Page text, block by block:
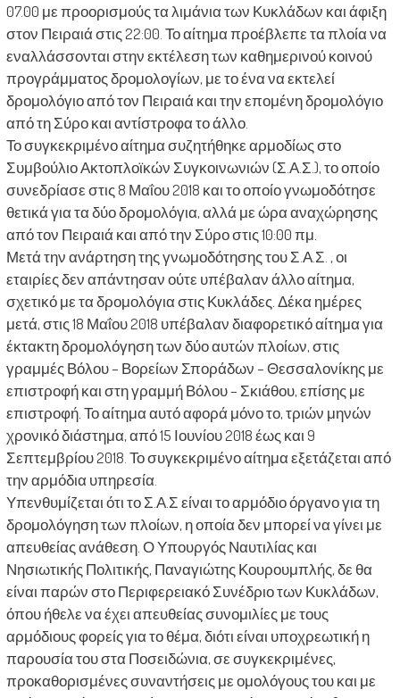
07.00 με προορισμούς τα λιμάνια των Κυκλάδων και άφιξη
στον Πειραιά στις 22:00. Το αίτημα προέβλεπε τα πλοία να
εναλλάσσονται στην εκτέλεση των καθημερινού κοινού
προγράμματος δρομολογίων, με το ένα να εκτελεί
δρομολόγιο από τον Πειραιά και την επομένη δρομολόγιο
από τη Σύρο και αντίστροφα το άλλο.
Το συγκεκριμένο αίτημα συζητήθηκε αρμοδίως στο
Συμβούλιο Ακτοπλοϊκών Συγκοινωνιών (Σ.Α.Σ.), το οποίο
συνεδρίασε στις 8 Μαΐου 2018 και το οποίο γνωμοδότησε
θετικά για τα δύο δρομολόγια, αλλά με ώρα αναχώρησης
από τον Πειραιά και από την Σύρο στις 10:00 πμ.
Μετά την ανάρτηση της γνωμοδότησης του Σ.Α.Σ. , οι
εταιρίες δεν απάντησαν ούτε υπέβαλαν άλλο αίτημα,
σχετικό με τα δρομολόγια στις Κυκλάδες. Δέκα ημέρες
μετά, στις 18 Μαΐου 2018 υπέβαλαν διαφορετικό αίτημα για
έκτακτη δρομολόγηση των δύο αυτών πλοίων, στις
γραμμές Βόλου – Βορείων Σποράδων – Θεσσαλονίκης με
επιστροφή και στη γραμμή Βόλου – Σκιάθου, επίσης με
επιστροφή. Το αίτημα αυτό αφορά μόνο το, τριών μηνών
χρονικό διάστημα, από 15 Ιουνίου 2018 έως και 9
Σεπτεμβρίου 2018. Το συγκεκριμένο αίτημα εξετάζεται από
την αρμόδια υπηρεσία.
Υπενθυμίζεται ότι το Σ.Α.Σ είναι το αρμόδιο όργανο για τη
δρομολόγηση των πλοίων, η οποία δεν μπορεί να γίνει με
απευθείας ανάθεση. Ο Υπουργός Ναυτιλίας και
Νησιωτικής Πολιτικής, Παναγιώτης Κουρουμπλής, δε θα
είναι παρών στο Περιφερειακό Συνέδριο των Κυκλάδων,
όπου ήθελε να έχει απευθείας συνομιλίες με τους
αρμόδιους φορείς για το θέμα, διότι είναι υποχρεωτική η
παρουσία του στα Ποσειδώνια, σε συγκεκριμένες,
προκαθορισμένες συναντήσεις με ομολόγους του και με